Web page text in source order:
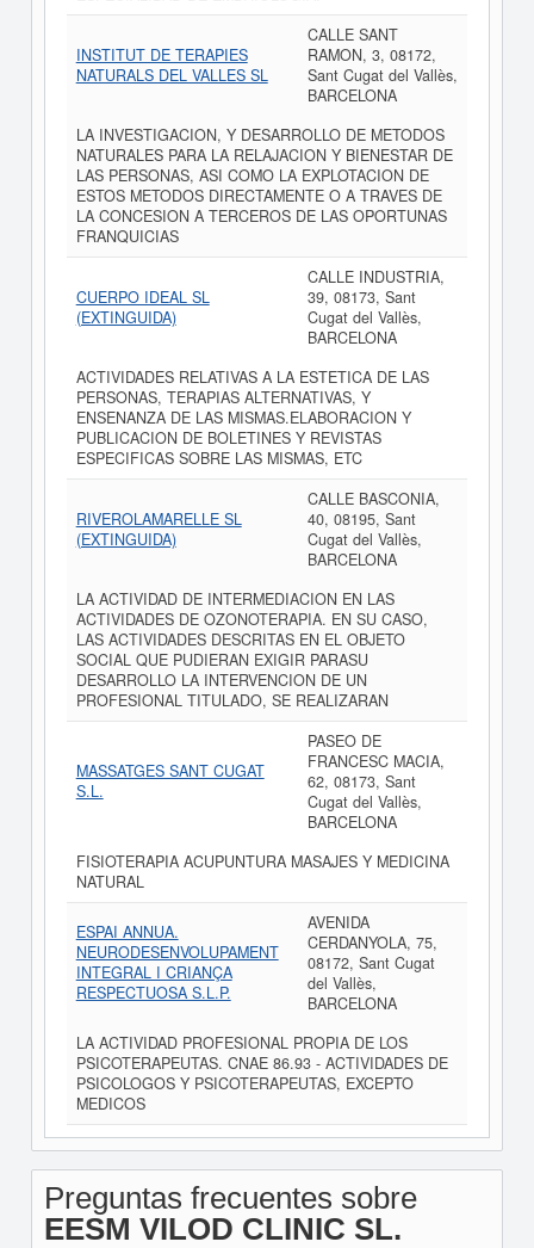
INSTITUT DE TERAPIES
NATURALS DEL VALLES SL
CALLE SANT
RAMON, 3, 08172,
Sant Cugat del Vallès,
BARCELONA
LA INVESTIGACION, Y DESARROLLO DE METODOS
NATURALES PARA LA RELAJACION Y BIENESTAR DE
LAS PERSONAS, ASI COMO LA EXPLOTACION DE
ESTOS METODOS DIRECTAMENTE O A TRAVES DE
LA CONCESION A TERCEROS DE LAS OPORTUNAS
FRANQUICIAS
CUERPO IDEAL SL
(EXTINGUIDA)
CALLE INDUSTRIA,
39, 08173, Sant
Cugat del Vallès,
BARCELONA
ACTIVIDADES RELATIVAS A LA ESTETICA DE LAS
PERSONAS, TERAPIAS ALTERNATIVAS, Y
ENSENANZA DE LAS MISMAS.ELABORACION Y
PUBLICACION DE BOLETINES Y REVISTAS
ESPECIFICAS SOBRE LAS MISMAS, ETC
RIVEROLAMARELLE SL
(EXTINGUIDA)
CALLE BASCONIA,
40, 08195, Sant
Cugat del Vallès,
BARCELONA
LA ACTIVIDAD DE INTERMEDIACION EN LAS
ACTIVIDADES DE OZONOTERAPIA. EN SU CASO,
LAS ACTIVIDADES DESCRITAS EN EL OBJETO
SOCIAL QUE PUDIERAN EXIGIR PARASU
DESARROLLO LA INTERVENCION DE UN
PROFESIONAL TITULADO, SE REALIZARAN
MASSATGES SANT CUGAT
S.L.
PASEO DE
FRANCESC MACIA,
62, 08173, Sant
Cugat del Vallès,
BARCELONA
FISIOTERAPIA ACUPUNTURA MASAJES Y MEDICINA
NATURAL
ESPAI ANNUA.
NEURODESENVOLUPAMENT
INTEGRAL I CRIANÇA
RESPECTUOSA S.L.P.
AVENIDA
CERDANYOLA, 75,
08172, Sant Cugat
del Vallès,
BARCELONA
LA ACTIVIDAD PROFESIONAL PROPIA DE LOS
PSICOTERAPEUTAS. CNAE 86.93 - ACTIVIDADES DE
PSICOLOGOS Y PSICOTERAPEUTAS, EXCEPTO
MEDICOS
Preguntas frecuentes sobre
EESM VILOD CLINIC SL.